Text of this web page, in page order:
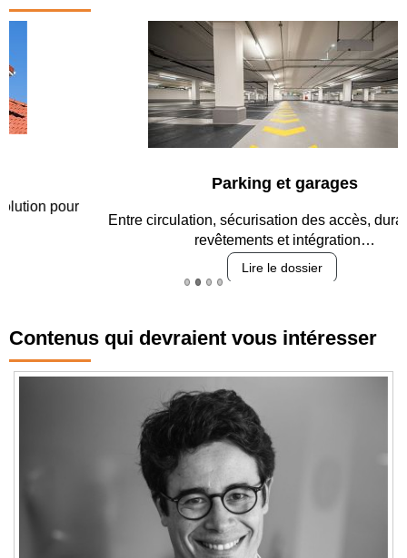
Parking et garages
Entre circulation, sécurisation des accès, durabilité des
revêtements et intégration…
Contenus qui devraient vous intéresser